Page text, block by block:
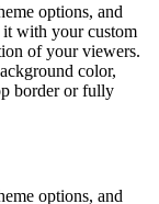
options, and
with your custom
of your viewers.
color,
border or fully
options, and